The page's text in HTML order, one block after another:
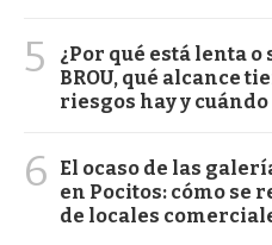
5
¿Por qué está lenta
BROU, qué alcance
riesgos hay y
6
El ocaso de las
en Pocitos: cómo se
de locales